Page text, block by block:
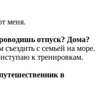
меня.
отпуск? Дома?
с семьей на море.
к тренировкам.
в